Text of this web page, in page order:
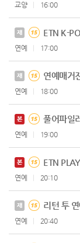
교양 16:00
재 ETN K-
연예 17:00
재 연예매거
연예 18:00
본 풀어파일
연예 19:00
본 ETN
연예 20:10
재 리턴 투
연예 20:40